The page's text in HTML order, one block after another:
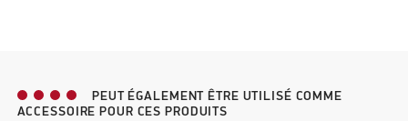
PEUT ÉGALEMENT ÊTRE UTILISÉ COMME
ACCESSOIRE POUR CES PRODUITS